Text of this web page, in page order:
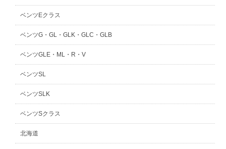
ベンツEクラス
ベンツG・GL・GLK・GLC・GLB
ベンツGLE・ML・R・V
ベンツSL
ベンツSLK
ベンツSクラス
北海道